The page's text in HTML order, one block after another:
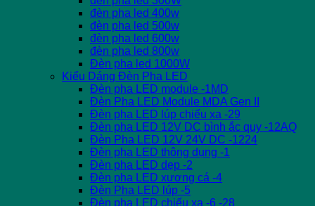
đèn pha led 400w
đèn pha led 500w
đèn pha led 600w
đèn pha led 800w
Đèn pha led 1000W
Kiểu Dáng Đèn Pha LED
Đèn pha LED module -1MD
Đèn Pha LED Module MDA Gen II
Đèn pha LED lúp chiếu xa -29
Đèn pha LED 12V DC bình ắc quy -12AQ
Đèn Pha LED 12V 24V DC -1224
Đèn pha LED thông dụng -1
Đèn pha LED dẹp -2
Đèn pha LED xương cá -4
Đèn Pha LED lúp -5
Đèn pha LED chiếu xa -6 -28